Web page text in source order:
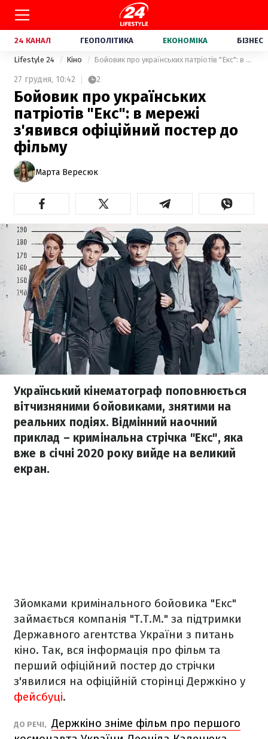
24 КАНАЛ ГЕОПОЛІТИКА ЕКОНОМІКА БІЗНЕС
Lifestyle 24 Кіно Бойовик про українських патріотів "Екс": в мережі з'явився офіційний постер до фільму
27 грудня, 10:42 2
Бойовик про українських
патріотів "Екс": в мережі
з'явився офіційний постер до
фільму
Марта Вересюк
Український кінематограф поповнюється
вітчизняними бойовиками, знятими на
реальних подіях. Відмінний наочний
приклад – кримінальна стрічка "Екс", яка
вже в січні 2020 року вийде на великий
екран.
Зйомками кримінального бойовика "Екс"
займається компанія "Т.Т.М." за підтримки
Державного агентства України з питань
кіно. Так, вся інформація про фільм та
перший офіційний постер до стрічки
з'явилися на офіційній сторінці Держкіно у
фейсбуці.
ДО РЕЧІ, Держкіно зніме фільм про першого